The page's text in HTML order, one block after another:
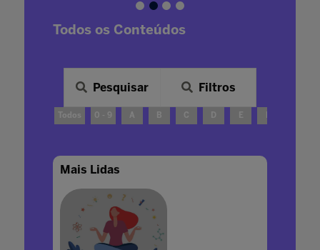
Todos os Conteúdos
Pesquisar Filtros
Todos 0 - 9 A B C E
Mais Lidas